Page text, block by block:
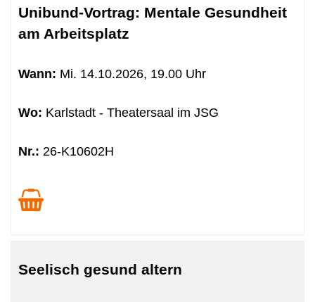
Unibund-Vortrag: Mentale Gesundheit
am Arbeitsplatz
Wann: Mi. 14.10.2026, 19.00 Uhr
Wo: Karlstadt - Theatersaal im JSG
Nr.: 26-K10602H
Seelisch gesund altern